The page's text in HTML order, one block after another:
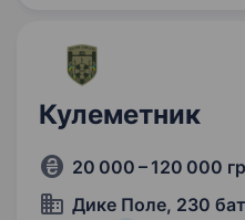
Кулеметник
20 000 – 120 000
Дике Поле, 230